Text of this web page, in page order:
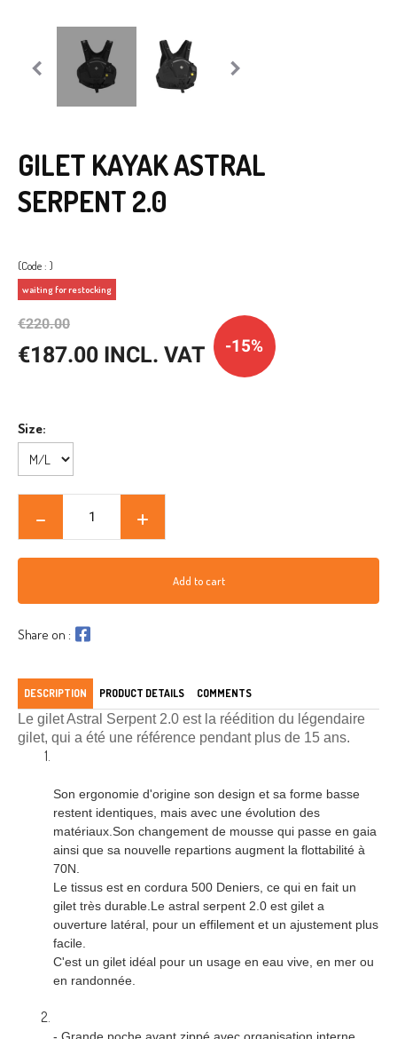
DESCRIPTION PRODUCT DETAILS COMMENTS
Le gilet Astral Serpent 2.0 est la réédition du légendaire
gilet, qui a été une référence pendant plus de 15 ans.
Son ergonomie d'origine son design et sa forme basse
restent identiques, mais avec une évolution des
matériaux.Son changement de mousse qui passe en gaia
ainsi que sa nouvelle repartions augment la flottabilité à
70N.
Le tissus est en cordura 500 Deniers, ce qui en fait un
gilet très durable.Le astral serpent 2.0 est gilet a
ouverture latéral, pour un effilement et un ajustement plus
facile.
C'est un gilet idéal pour un usage en eau vive, en mer ou
en randonnée.
GILET KAYAK ASTRAL
SERPENT 2.0
(Code : )
waiting for restocking
€220.00
€187.00 INCL. VAT -15%
Size:
Add to cart
Share on :